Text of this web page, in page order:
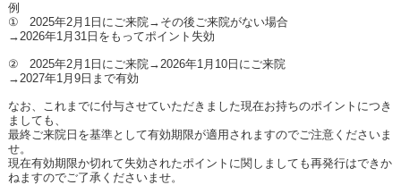
例
①
2025年2月 1日にご来院→その後ご来院がない場合
→2026年1月 31日をもってポイント失効
② 2025年2月 1日にご来院→2026年1月 10日にご来院
→2027年1月 9日まで有効
なお、これまでに付与させていただきました現在お持ちのポイントにつき
ましても、
最終ご来院日を基準として有効期限が適用されますのでご注意くださいま
せ。
現在有効期限か切れて失効されたポイントに関しましても再発行はできか
ねますのでご了承くださいませ。